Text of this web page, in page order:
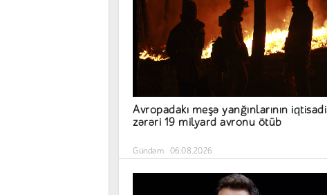
Avropadakı meşə yanğınlarının iqtisadi
zərəri 19 milyard avronu ötüb
Gündəm 06.08.2026